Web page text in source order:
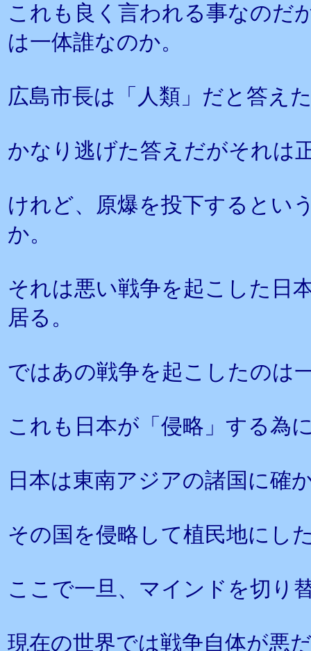
これも良く言われる事なのだ
は一体誰なのか。
広島市長は「人類」だと答え
かなり逃げた答えだがそれは
けれど、原爆を投下するとい
か。
それは悪い戦争を起こした日
居る。
ではあの戦争を起こしたのは
これも日本が「侵略」する為
日本は東南アジアの諸国に確
その国を侵略して植民地にし
ここで一旦、マインドを切り
現在の世界では戦争自体が悪